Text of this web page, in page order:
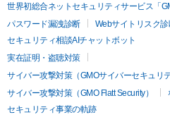
世界初総合ネットセキュリティサービス「
パスワード漏洩診断
Webサイトリスク診
セキュリティ相談AIチャットボット
実在証明・盗聴対策
サイバー攻撃対策（GMOサイバーセキュリ
サイバー攻撃対策（GMO Flatt Security）
セキュリティ事業の軌跡